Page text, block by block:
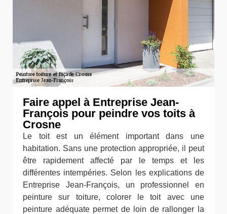
Faire appel à Entreprise Jean-
François pour peindre vos toits à
Crosne
Le toit est un élément important dans une
habitation. Sans une protection appropriée, il peut
être rapidement affecté par le temps et les
différentes intempéries. Selon les explications de
Entreprise Jean-François, un professionnel en
peinture sur toiture, colorer le toit avec une
peinture adéquate permet de loin de rallonger la